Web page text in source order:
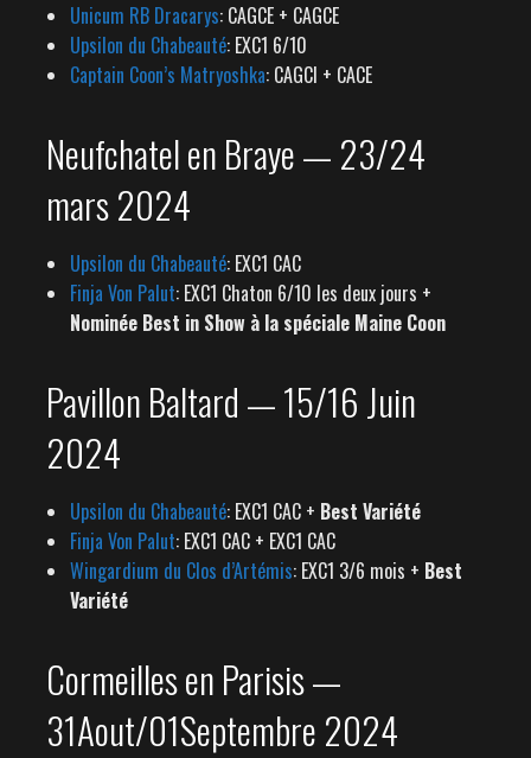
Unicum RB Dracarys: CAGCE + CAGCE
Upsilon du Chabeauté: EXC1 6/10
Captain Coon’s Matryoshka: CAGCI + CACE
Neufchatel en Braye — 23/24
mars 2024
Upsilon du Chabeauté: EXC1 CAC
Finja Von Palut: EXC1 Chaton 6/10 les deux jours +
Nominée Best in Show à la spéciale Maine Coon
Pavillon Baltard — 15/16 Juin
2024
Upsilon du Chabeauté: EXC1 CAC + Best Variété
Finja Von Palut: EXC1 CAC + EXC1 CAC
Wingardium du Clos d’Artémis: EXC1 3/6 mois + Best
Variété
Cormeilles en Parisis —
31Aout/01Septembre 2024